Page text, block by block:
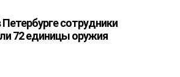
сотрудники
72 единицы оружия